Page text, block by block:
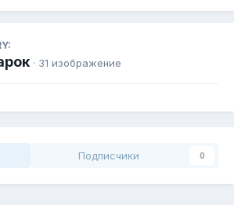
· 31 изображение
Подписчики 0